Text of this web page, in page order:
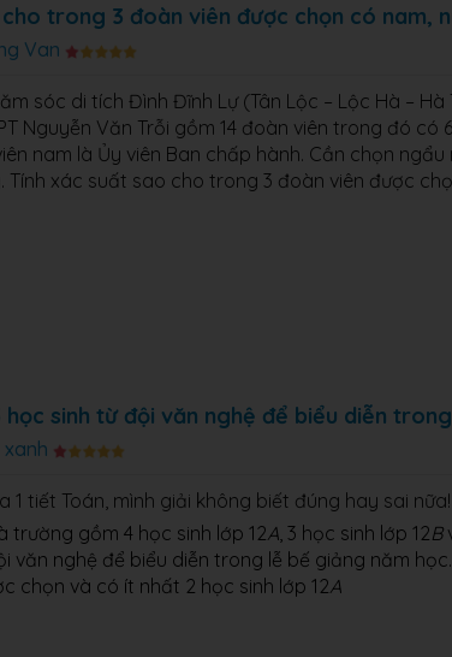
trong 3 đoàn viên được chọn có nam,
Van
sóc di tích Đình Đĩnh Lự (Tân Lộc – Lộc Hà –
Nguyễn Văn Trỗi gồm 14 đoàn viên trong đó có
nam là Ủy viên Ban chấp hành. Cần chọn
Tính xác suất sao cho trong 3 đoàn viên được
học sinh từ đội văn nghệ để biểu diễn
xanh
1 tiết Toán, mình giải không biết đúng hay sai nữa!
trường gồm 4 học sinh lớp 12A , 3 học sinh lớp 12B
văn nghệ để biểu diễn trong lễ bế giảng năm
chọn và có ít nhất 2 học sinh lớp 12A